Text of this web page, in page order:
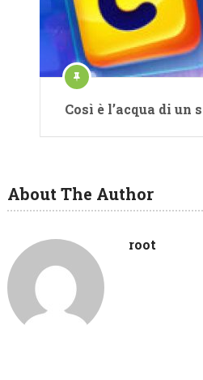
Così è l’acqua di un
About The Author
root